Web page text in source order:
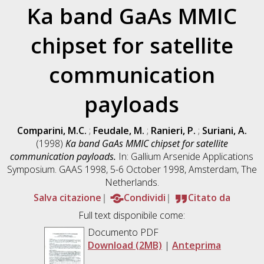
Ka band GaAs MMIC
chipset for satellite
communication
payloads
Comparini, M.C. ; Feudale, M. ; Ranieri, P. ; Suriani, A.
(1998) Ka band GaAs MMIC chipset for satellite
communication payloads. In: Gallium Arsenide Applications
Symposium. GAAS 1998, 5-6 October 1998, Amsterdam, The
Netherlands.
Salva citazione
Condividi
Citato da
Full text disponibile come:
Documento PDF
Download (2MB) | Anteprima